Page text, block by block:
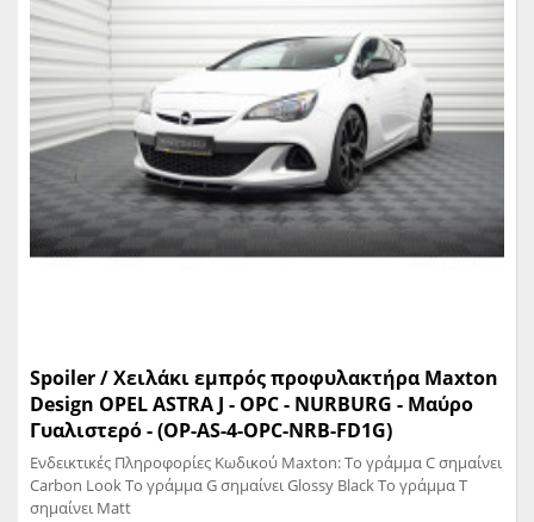
Spoiler / Χειλάκι εμπρός προφυλακτήρα Maxton
Design OPEL ASTRA J - OPC - NURBURG - Μαύρο
Γυαλιστερό - (OP-AS-4-OPC-NRB-FD1G)
Ενδεικτικές Πληροφορίες Κωδικού Maxton: Το γράμμα C σημαίνει
Carbon Look Το γράμμα G σημαίνει Glossy Black Το γράμμα T
σημαίνει Matt